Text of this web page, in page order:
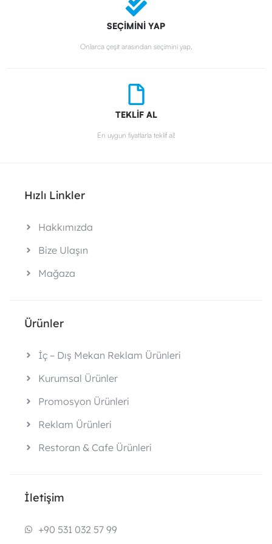
SEÇİMİNİ YAP
Onlarca çeşit arasından seçimini yap.
TEKLİF AL
En uygun fiyatlarla teklif al!
Hızlı Linkler
Hakkımızda
Bize Ulaşın
Mağaza
Ürünler
İç – Dış Mekan Reklam Ürünleri
Kurumsal Ürünler
Promosyon Ürünleri
Reklam Ürünleri
Restoran & Cafe Ürünleri
İletişim
+90 531 032 57 99